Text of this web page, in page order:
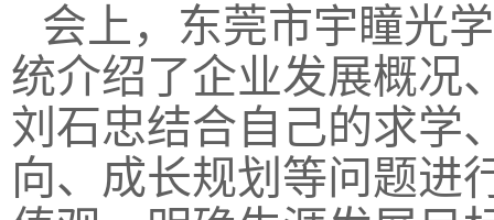
会上，东莞市宇瞳光
统介绍了企业发展概况
刘石忠结合自己的求学
向、成长规划等问题进